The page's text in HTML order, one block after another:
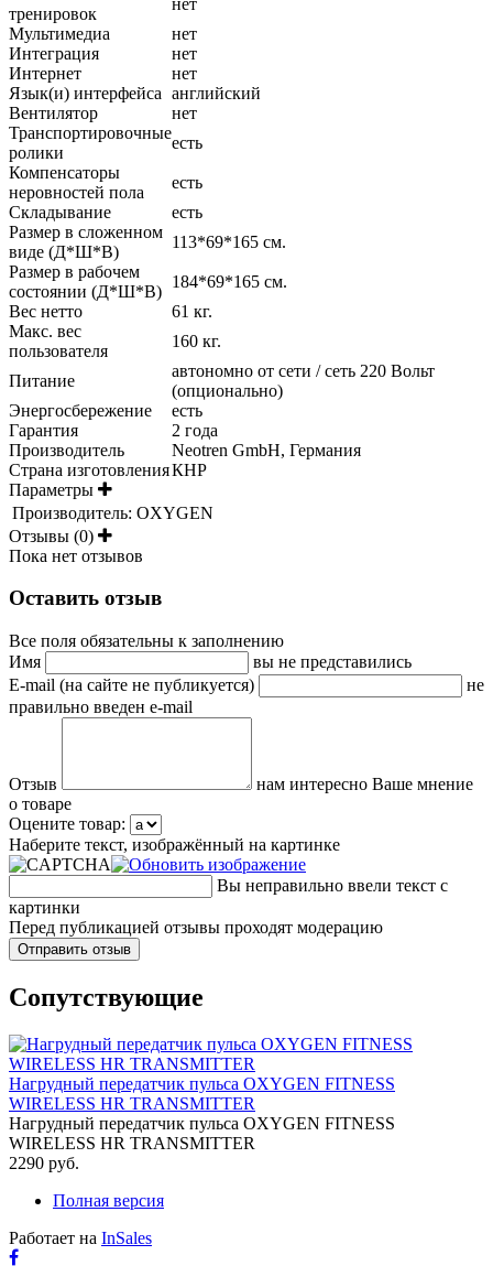
тренировок
Мультимедиа
нет
Интеграция
нет
Интернет
нет
Язык(и) интерфейса английский
Вентилятор
нет
Транспортировочные
ролики
есть
Компенсаторы
неровностей пола
есть
Складывание
есть
Размер в сложенном
виде (Д*Ш*В)
113*69*165 см.
Размер в рабочем
состоянии (Д*Ш*В)
184*69*165 см.
Вес нетто
61 кг.
Макс. вес
пользователя
160 кг.
Питание
автономно от сети / сеть 220 Вольт
(опционально)
Энергосбережение
есть
Гарантия
2 года
Производитель
Neotren GmbH, Германия
Страна изготовленияКНР
Параметры
Производитель: OXYGEN
Отзывы (0)
Пока нет отзывов
Оставить отзыв
Все поля обязательны к заполнению
Имя
вы не представились
E-mail (на сайте не публикуется)
не
правильно введен e-mail
Отзыв
нам интересно Ваше мнение
о товаре
Оцените товар:
Наберите текст, изображённый на картинке
Вы неправильно ввели текст с
картинки
Перед публикацией отзывы проходят модерацию
Cопутствующие
Нагрудный передатчик пульса OXYGEN FITNESS
WIRELESS HR TRANSMITTER
Нагрудный передатчик пульса OXYGEN FITNESS
WIRELESS HR TRANSMITTER
2290 руб.
Полная версия
Работает на InSales